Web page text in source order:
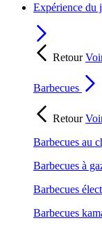
Expérience du
Retour
Barbecues
Retour
Barbecues au
Barbecues à
Barbecues
Barbecues